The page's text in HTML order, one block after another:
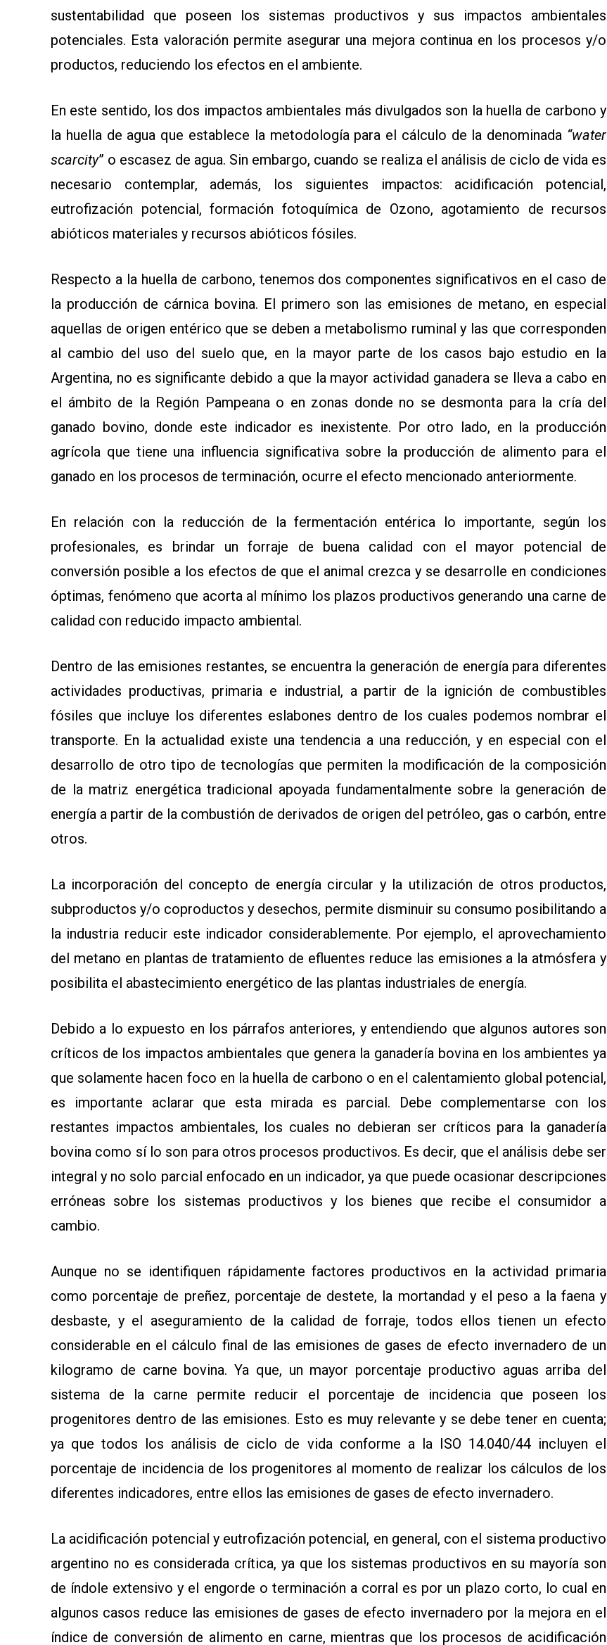
QUIENES
sustentabilidad que poseen los sistemas productivos y sus impactos ambientales
potenciales. Esta valoración permite asegurar una mejora continua en los procesos y/o
productos, reduciendo los efectos en el ambiente.
En este sentido, los dos impactos ambientales más divulgados son la huella de carbono y
la huella de agua que establece la metodología para el cálculo de la denominada “water
scarcity” o escasez de agua. Sin embargo, cuando se realiza el análisis de ciclo de vida es
necesario contemplar, además, los siguientes impactos: acidificación potencial,
eutrofización potencial, formación fotoquímica de Ozono, agotamiento de recursos
abióticos materiales y recursos abióticos fósiles.
Respecto a la huella de carbono, tenemos dos componentes significativos en el caso de
la producción de cárnica bovina. El primero son las emisiones de metano, en especial
aquellas de origen entérico que se deben a metabolismo ruminal y las que corresponden
al cambio del uso del suelo que, en la mayor parte de los casos bajo estudio en la
Argentina, no es significante debido a que la mayor actividad ganadera se lleva a cabo en
el ámbito de la Región Pampeana o en zonas donde no se desmonta para la cría del
ganado bovino, donde este indicador es inexistente. Por otro lado, en la producción
agrícola que tiene una influencia significativa sobre la producción de alimento para el
ganado en los procesos de terminación, ocurre el efecto mencionado anteriormente.
En relación con la reducción de la fermentación entérica lo importante, según los
profesionales, es brindar un forraje de buena calidad con el mayor potencial de
conversión posible a los efectos de que el animal crezca y se desarrolle en condiciones
óptimas, fenómeno que acorta al mínimo los plazos productivos generando una carne de
calidad con reducido impacto ambiental.
Dentro de las emisiones restantes, se encuentra la generación de energía para diferentes
actividades productivas, primaria e industrial, a partir de la ignición de combustibles
fósiles que incluye los diferentes eslabones dentro de los cuales podemos nombrar el
transporte. En la actualidad existe una tendencia a una reducción, y en especial con el
desarrollo de otro tipo de tecnologías que permiten la modificación de la composición
de la matriz energética tradicional apoyada fundamentalmente sobre la generación de
energía a partir de la combustión de derivados de origen del petróleo, gas o carbón, entre
otros.
La incorporación del concepto de energía circular y la utilización de otros productos,
subproductos y/o coproductos y desechos, permite disminuir su consumo posibilitando a
la industria reducir este indicador considerablemente. Por ejemplo, el aprovechamiento
del metano en plantas de tratamiento de efluentes reduce las emisiones a la atmósfera y
posibilita el abastecimiento energético de las plantas industriales de energía.
Debido a lo expuesto en los párrafos anteriores, y entendiendo que algunos autores son
críticos de los impactos ambientales que genera la ganadería bovina en los ambientes ya
que solamente hacen foco en la huella de carbono o en el calentamiento global potencial,
es importante aclarar que esta mirada es parcial. Debe complementarse con los
restantes impactos ambientales, los cuales no debieran ser críticos para la ganadería
bovina como sí lo son para otros procesos productivos. Es decir, que el análisis debe ser
integral y no solo parcial enfocado en un indicador, ya que puede ocasionar descripciones
erróneas sobre los sistemas productivos y los bienes que recibe el consumidor a
cambio.
Aunque no se identifiquen rápidamente factores productivos en la actividad primaria
como porcentaje de preñez, porcentaje de destete, la mortandad y el peso a la faena y
desbaste, y el aseguramiento de la calidad de forraje, todos ellos tienen un efecto
considerable en el cálculo final de las emisiones de gases de efecto invernadero de un
kilogramo de carne bovina. Ya que, un mayor porcentaje productivo aguas arriba del
sistema de la carne permite reducir el porcentaje de incidencia que poseen los
progenitores dentro de las emisiones. Esto es muy relevante y se debe tener en cuenta;
ya que todos los análisis de ciclo de vida conforme a la ISO 14.040/44 incluyen el
porcentaje de incidencia de los progenitores al momento de realizar los cálculos de los
diferentes indicadores, entre ellos las emisiones de gases de efecto invernadero.
La acidificación potencial y eutrofización potencial, en general, con el sistema productivo
argentino no es considerada crítica, ya que los sistemas productivos en su mayoría son
de índole extensivo y el engorde o terminación a corral es por un plazo corto, lo cual en
algunos casos reduce las emisiones de gases de efecto invernadero por la mejora en el
índice de conversión de alimento en carne, mientras que los procesos de acidificación